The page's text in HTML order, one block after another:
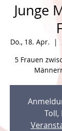
Junge
Do., 18. Apr.
  |
5 Frauen
Toll,